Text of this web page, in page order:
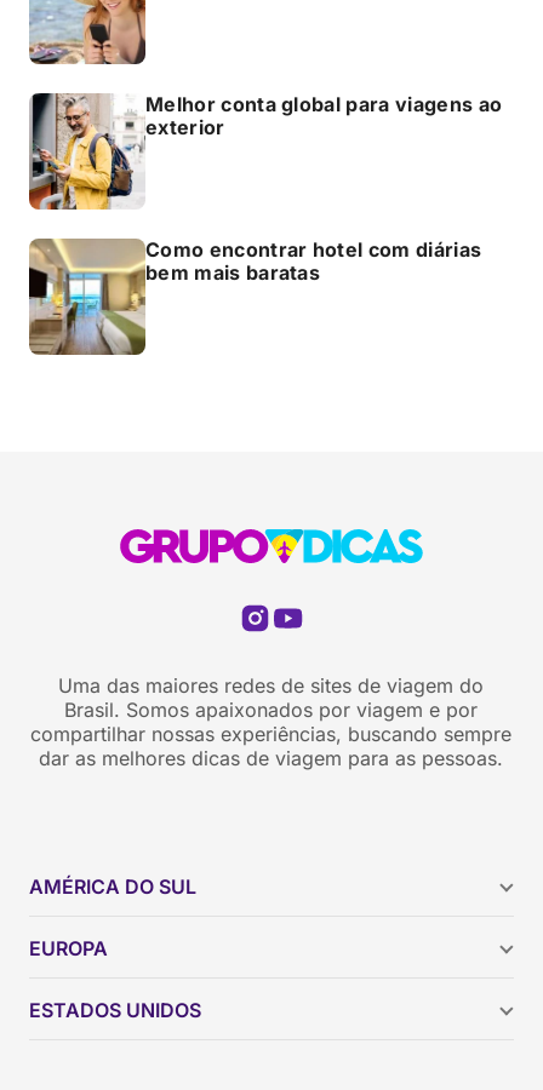
Melhor conta global para viagens ao
exterior
Como encontrar hotel com diárias
bem mais baratas
Uma das maiores redes de sites de viagem do
Brasil. Somos apaixonados por viagem e por
compartilhar nossas experiências, buscando sempre
dar as melhores dicas de viagem para as pessoas.
AMÉRICA DO SUL
Brasil
Colômbia
EUROPA
ESTADOS UNIDOS